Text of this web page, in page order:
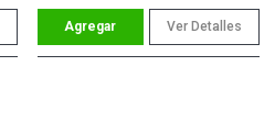
Ver Detalles